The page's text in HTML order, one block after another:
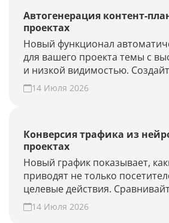
Автогенерация контент-
проектах
Новый функционал
для вашего проекта темы с
и низкой видимостью.
за несколько минут и повысьте
вашего бренда и сайта в
14 Июля 2026
Конверсия трафика из
проектах
Новый график показывает,
приводят не только
целевые действия.
периоды, находите точки
GEO-проект и проверьте
14 Июля 2026